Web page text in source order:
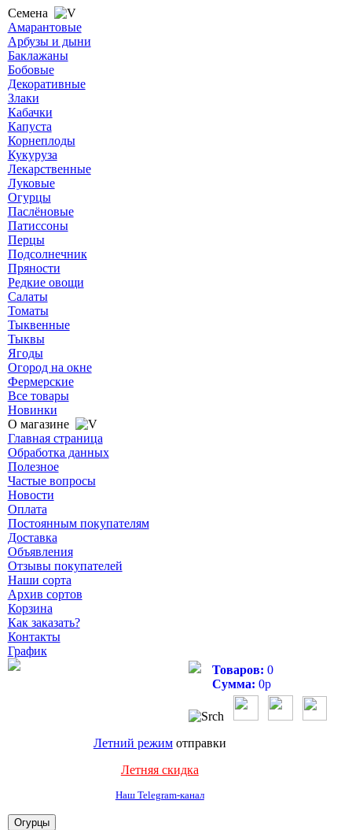
Семена
Амарантовые
Арбузы и дыни
Баклажаны
Бобовые
Декоративные
Злаки
Кабачки
Капуста
Корнеплоды
Кукуруза
Лекарственные
Луковые
Огурцы
Паслёновые
Патиссоны
Перцы
Подсолнечник
Пряности
Редкие овощи
Салаты
Томаты
Тыквенные
Тыквы
Ягоды
Огород на окне
Фермерские
Все товары
Новинки
О магазине
Главная страница
Обработка данных
Полезное
Частые вопросы
Новости
Оплата
Постоянным покупателям
Доставка
Объявления
Отзывы покупателей
Наши сорта
Архив сортов
Корзина
Как заказать?
Контакты
График
Товаров: 0
Сумма: 0р
Летний режимотправки
Летняя скидка
Наш Telegram-канал